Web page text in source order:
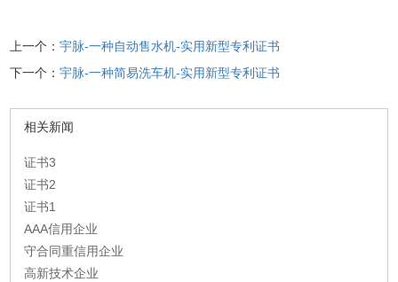
上一个：宇脉-一种自动售水机-实用新型专利证书
下一个：宇脉-一种简易洗车机-实用新型专利证书
相关新闻
证书3
证书2
证书1
AAA信用企业
守合同重信用企业
高新技术企业